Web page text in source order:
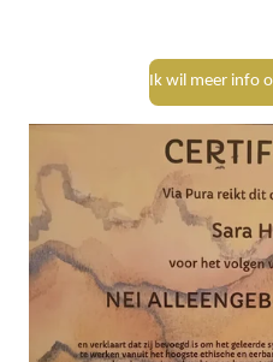
Ik wil meer info